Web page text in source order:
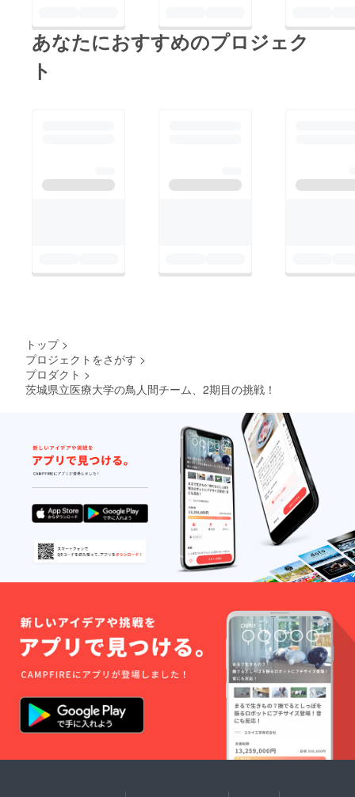
あなたにおすすめのプロジェク
ト
トップ >
プロジェクトをさがす >
プロダクト >
茨城県立医療大学の鳥人間チーム、2期目の挑戦！